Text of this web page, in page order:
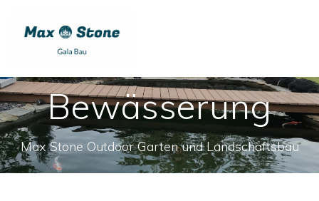
Bewässerung
Max Stone Outdoor Garten und Landschaftsbau